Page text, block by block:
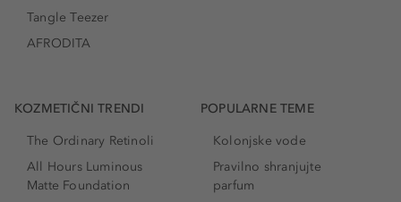
Tangle Teezer
AFRODITA
KOZMETIČNI TRENDI
The Ordinary Retinoli
All Hours Luminous
Matte Foundation
POPULARNE TEME
Kolonjske vode
Pravilno shranjujte
parfum